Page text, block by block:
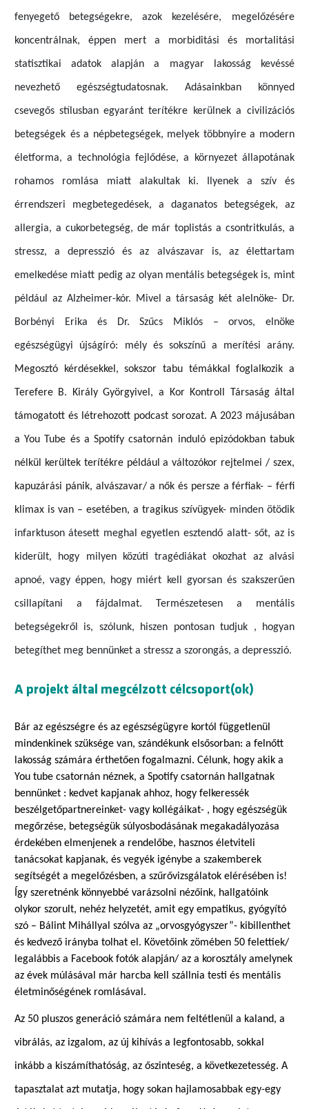
fenyegető betegségekre, azok kezelésére, megelőzésére
koncentrálnak, éppen mert a morbiditási és mortalitási
statisztikai adatok alapján a magyar lakosság kevéssé
nevezhető egészségtudatosnak.Adásainkban könnyed
csevegős stílusban egyaránt terítékre kerülnek a civilizációs
betegségek ésa népbetegségek, melyek többnyire a modern
életforma, a technológia fejlődése,a környezet állapotának
rohamos romlása miatt alakultak ki. Ilyenek a szív és
érrendszeri megbetegedések, a daganatos betegségek, az
allergia, a cukorbetegség, de már toplistás a csontritkulás, a
stressz, a depresszió és az alvászavar is, azélettartam
emelkedése miatt pedigaz olyanmentális betegségek is, mint
például az Alzheimer-kór. Mivel a társaság két alelnöke- Dr.
Borbényi Erika és Dr. Szűcs Miklós – orvos, elnöke
egészségügyi újságíró: mély és sokszínű a merítési arány.
Megosztó kérdésekkel, sokszor tabu témákkal foglalkozika
Terefere B. Király Györgyivel, a Kor Kontroll Társaság által
támogatott és létrehozott podcast sorozat. A2023 májusában
a You Tube és aSpotifycsatornán induló epizódokban tabuk
nélkül kerültek terítékre például a változókor rejtelmei /szex,
kapuzárási pánik, alvászavar/a nők és persze a férfiak- – férfi
klimax is van – esetében, atragikus szívügyek- minden ötödik
infarktuson átesett meghal egyetlen esztendő alatt-sőt, az is
kiderül t, hogy milyen közúti tragédiákat okozhat az alvási
apnoé,vagy éppen, hogy miért kell gyorsan és szakszerűen
csillapítani a fájdalmat. Természetesen a mentális
betegségekről is, szólunk, hiszen pontosan tudjuk , hogyan
betegíthet meg bennünket a stressz a szorongás, a depresszió.
A projekt által megcélzott célcsoport(ok)
Bár az egészségre és az egészségügyre kortól függetlenül
mindenkinek szüksége van, szándékunk elsősorban: a felnőtt
lakosság számára érthetően fogalmazni. Célunk, hogy akik a
You tube csatornán néznek, a Spotify csatornán hallgatnak
bennünket : kedvet kapjanak ahhoz, hogy felkeressék
beszélgetőpartnereinket- vagy kollégáikat- , hogy egészségük
megőrzése, betegségük súlyosbodásának megakadályozása
érdekében elmenjenek a rendelőbe, hasznos életviteli
tanácsokat kapjanak, és vegyék igénybe a szakemberek
segítségét a megelőzésben, a szűrővizsgálatok elérésében is!
Így szeretnénk könnyebbé varázsolni nézőink, hallgatóink
olykor szorult, nehéz helyzetét, amit egy empatikus, gyógyító
szó – Bálint Mihállyal szólva az „orvosgyógyszer”- kibillenthet
és kedvező irányba tolhat el. Követőink zömében 50 felettiek/
legalábbis a Facebook fotók alapján/ az a korosztály amelynek
az évek múlásával már harcba kell szállnia testi és mentális
életminőségének romlásával.
Az 50 pluszos generáció számára nem feltétlenül a kaland, a
vibrálás, az izgalom, az új kihívás a legfontosabb, sokkal
inkább a kiszámíthatóság, az őszinteség, a következetesség. A
tapasztalat azt mutatja, hogy sokan hajlamosabbak egy-egy